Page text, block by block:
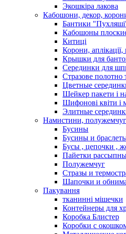
Экошкiра лакова
Кабошони, декор,
Бантики
Кабошоны
Китиці
Корони, аплікації,
Крышки для
Серединки для
Стразове полотно
Цветные
Шейкер пакети і
Шифонові квіти і
Элитные
Намистини, полужемчуг
Бусины
Бусины и
Бусы , цепочки ,
Пайетки
Полужемчуг
Стразы и
Шапочки и
Пакування
тканинні мішечки
Контейнеры для
Коробка Блистер
Коробки с